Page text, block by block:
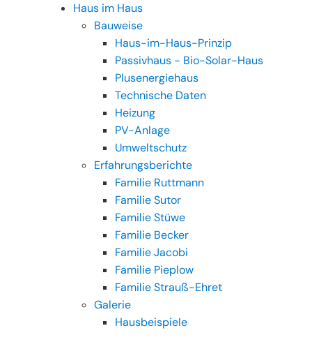
Haus im Haus
Bauweise
Haus-im-Haus-Prinzip
Passivhaus - Bio-Solar-Haus
Plusenergiehaus
Technische Daten
Heizung
PV-Anlage
Umweltschutz
Erfahrungsberichte
Familie Ruttmann
Familie Sutor
Familie Stüwe
Familie Becker
Familie Jacobi
Familie Pieplow
Familie Strauß-Ehret
Galerie
Hausbeispiele